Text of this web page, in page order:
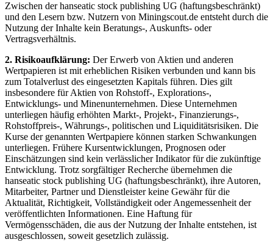
Zwischen der hanseatic stock publishing UG (haftungsbeschränkt)
und den Lesern bzw. Nutzern von Miningscout.de entsteht durch die
Nutzung der Inhalte kein Beratungs-, Auskunfts- oder
Vertragsverhältnis.
2. Risikoaufklärung: Der Erwerb von Aktien und anderen
Wertpapieren ist mit erheblichen Risiken verbunden und kann bis
zum Totalverlust des eingesetzten Kapitals führen. Dies gilt
insbesondere für Aktien von Rohstoff-, Explorations-,
Entwicklungs- und Minenunternehmen. Diese Unternehmen
unterliegen häufig erhöhten Markt-, Projekt-, Finanzierungs-,
Rohstoffpreis-, Währungs-, politischen und Liquiditätsrisiken. Die
Kurse der genannten Wertpapiere können starken Schwankungen
unterliegen. Frühere Kursentwicklungen, Prognosen oder
Einschätzungen sind kein verlässlicher Indikator für die zukünftige
Entwicklung. Trotz sorgfältiger Recherche übernehmen die
hanseatic stock publishing UG (haftungsbeschränkt), ihre Autoren,
Mitarbeiter, Partner und Dienstleister keine Gewähr für die
Aktualität, Richtigkeit, Vollständigkeit oder Angemessenheit der
veröffentlichten Informationen. Eine Haftung für
Vermögensschäden, die aus der Nutzung der Inhalte entstehen, ist
ausgeschlossen, soweit gesetzlich zulässig.